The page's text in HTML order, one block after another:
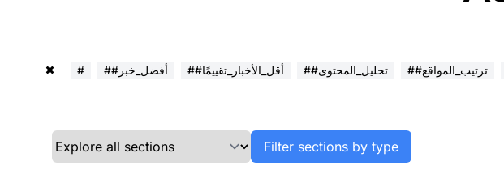
# ##أفضل_خبر ##أقل_الأخبار_تقييمًا ##تحليل_المحتوى ##ترتيب_المواقع
Filter sections by type